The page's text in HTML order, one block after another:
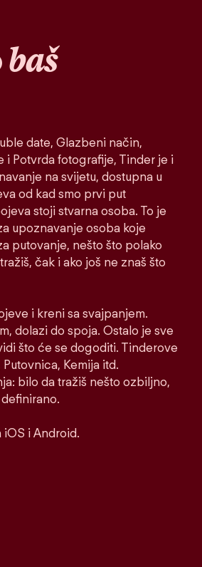
baš
date, Glazbeni način,
i Potvrda fotografije, Tinder je i
na svijetu, dostupna u
od kad smo prvi put
stoji stvarna osoba. To je
upoznavanje osoba koje
putovanje, nešto što polako
čak i ako još ne znaš što
i kreni sa svajpanjem.
dolazi do spoja. Ostalo je sve
što će se dogoditi. Tinderove
Kemija itd.
bilo da tražiš nešto ozbiljno,
i Android.